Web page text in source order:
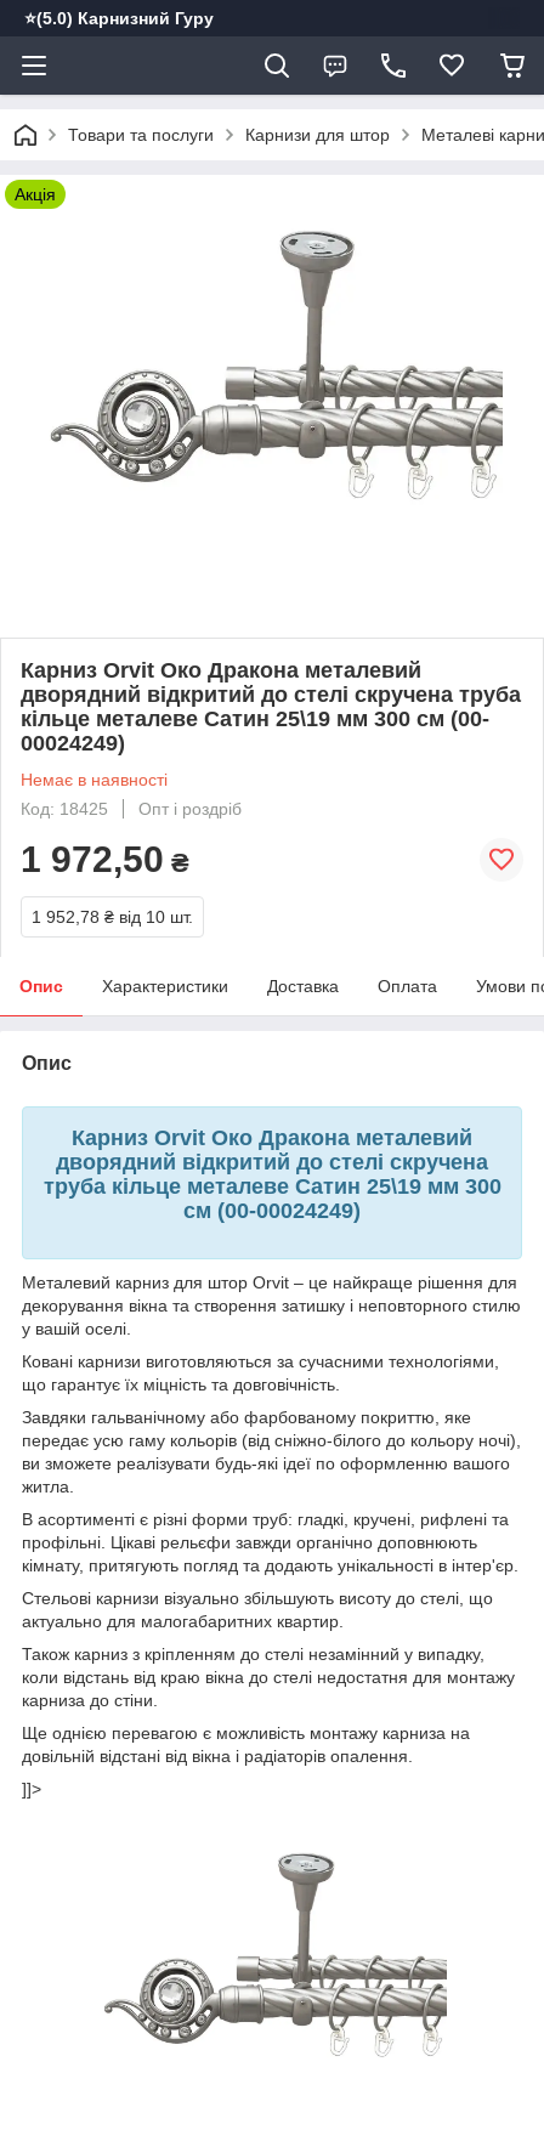
⭐️(5.0) Карнизний Гуру
Товари та послуги Карнизи для штор Металеві
Акція
Карниз Orvit Око Дракона металевий
дворядний відкритий до стелі скручена труба
кільце металеве Сатин 25\19 мм 300 см (00-
00024249)
Немає в наявності
Код: 18425
Опт і роздріб
1 972,50 ₴
1 952,78 ₴ від 10 шт.
Опис Характеристики Доставка Оплата Умови
Опис
Карниз Orvit Око Дракона металевий
дворядний відкритий до стелі скручена
труба кільце металеве Сатин 25\19 мм 300
см (00-00024249)
Металевий карниз для штор Orvit – це найкраще рішення для
декорування вікна та створення затишку і неповторного стилю
у вашій оселі.
Ковані карнизи виготовляються за сучасними технологіями,
що гарантує їх міцність та довговічність.
Завдяки гальванічному або фарбованому покриттю, яке
передає усю гаму кольорів (від сніжно-білого до кольору ночі),
ви зможете реалізувати будь-які ідеї по оформленню вашого
житла.
В асортименті є різні форми труб: гладкі, кручені, рифлені та
профільні. Цікаві рельєфи завжди органічно доповнюють
кімнату, притягують погляд та додають унікальності в інтер'єр.
Стельові карнизи візуально збільшують висоту до стелі, що
актуально для малогабаритних квартир.
Також карниз з кріпленням до стелі незамінний у випадку,
коли відстань від краю вікна до стелі недостатня для монтажу
карниза до стіни.
Ще однією перевагою є можливість монтажу карниза на
довільній відстані від вікна і радіаторів опалення.
]]>